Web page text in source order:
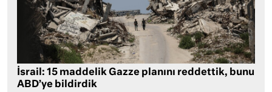
İsrail: 15 maddelik Gazze planını reddettik, bunu
ABD’ye bildirdik